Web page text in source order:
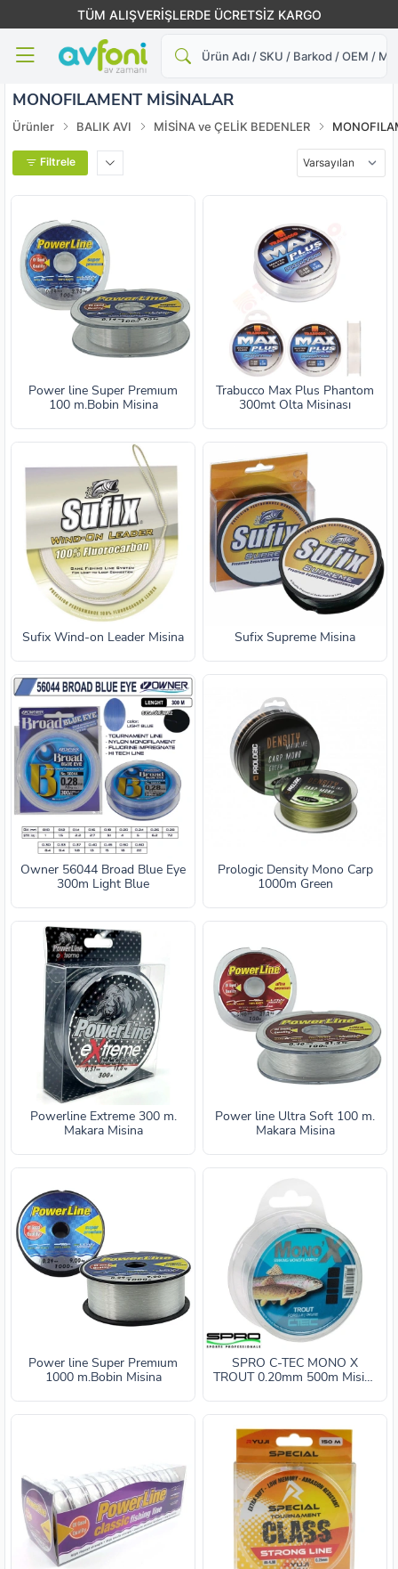
TÜM ALIŞVERİŞLERDE ÜCRETSİZ KARGO
Ara
MONOFILAMENT MİSİNALAR
Ürünler BALIK AVI MİSİNA ve ÇELİK BEDENLER
Filtrele
Power line Super Premıum
100 m.Bobin Misina
Trabucco Max Plus Phantom
300mt Olta Misinası
Sufix Wind-on Leader Misina Sufix Supreme Misina
Owner 56044 Broad Blue Eye
300m Light Blue
Prologic Density Mono Carp
1000m Green
Powerline Extreme 300 m.
Makara Misina
Power line Ultra Soft 100 m.
Makara Misina
Power line Super Premıum
1000 m.Bobin Misina
SPRO C-TEC MONO X
TROUT 0.20mm 500m Misina